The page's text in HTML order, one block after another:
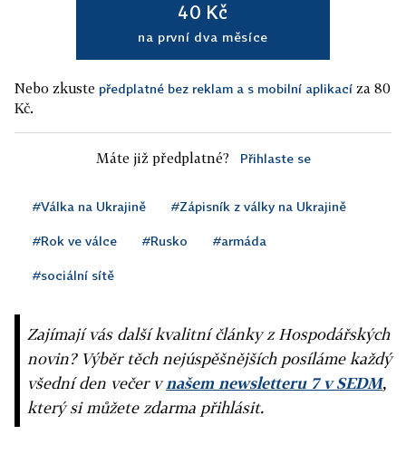
40 Kč
na první dva měsíce
Nebo zkuste předplatné bez reklam a s mobilní aplikací za 80
Kč.
Máte již předplatné? Přihlaste se
#Válka na Ukrajině #Zápisník z války na Ukrajině
#Rok ve válce #Rusko #armáda
#sociální sítě
Zajímají vás další kvalitní články z Hospodářských
novin? Výběr těch nejúspěšnějších posíláme každý
všední den večer vnašem newsletteru 7 v SEDM,
který si můžete zdarma přihlásit.